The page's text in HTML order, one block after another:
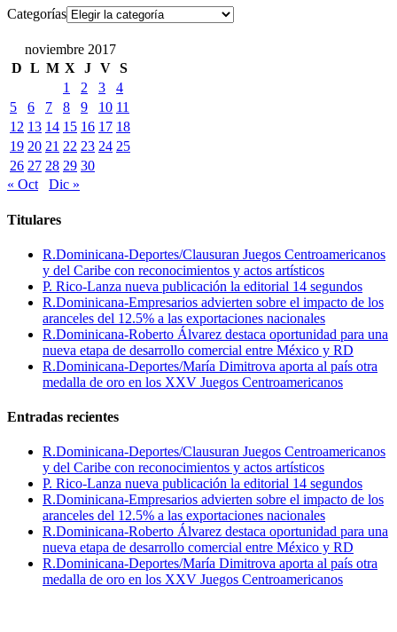
Categorías
noviembre 2017
D L M X J V S
1
2 3
4
5
6 7 8 9 10 11
12 13 14 15 16 17 18
19 20 21 22 23 24 25
26 27 28 29 30
« Oct
Dic »
Titulares
R.Dominicana-Deportes/Clausuran Juegos Centroamericanos
y del Caribe con reconocimientos y actos artísticos
P. Rico-Lanza nueva publicación la editorial 14 segundos
R.Dominicana-Empresarios advierten sobre el impacto de los
aranceles del 12.5% a las exportaciones nacionales
R.Dominicana-Roberto Álvarez destaca oportunidad para una
nueva etapa de desarrollo comercial entre México y RD
R.Dominicana-Deportes/María Dimitrova aporta al país otra
medalla de oro en los XXV Juegos Centroamericanos
Entradas recientes
R.Dominicana-Deportes/Clausuran Juegos Centroamericanos
y del Caribe con reconocimientos y actos artísticos
P. Rico-Lanza nueva publicación la editorial 14 segundos
R.Dominicana-Empresarios advierten sobre el impacto de los
aranceles del 12.5% a las exportaciones nacionales
R.Dominicana-Roberto Álvarez destaca oportunidad para una
nueva etapa de desarrollo comercial entre México y RD
R.Dominicana-Deportes/María Dimitrova aporta al país otra
medalla de oro en los XXV Juegos Centroamericanos